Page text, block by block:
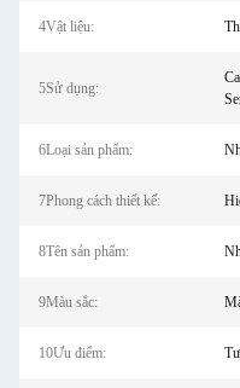
4Vật liệu:
5Sử dụng:
6Loại sản phẩm:
7Phong cách thiết kế:
8Tên sản phẩm:
9Màu sắc:
10Ưu điểm: